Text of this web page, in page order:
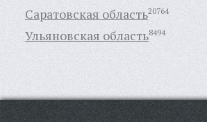
Саратовская область20764
Ульяновская область8494